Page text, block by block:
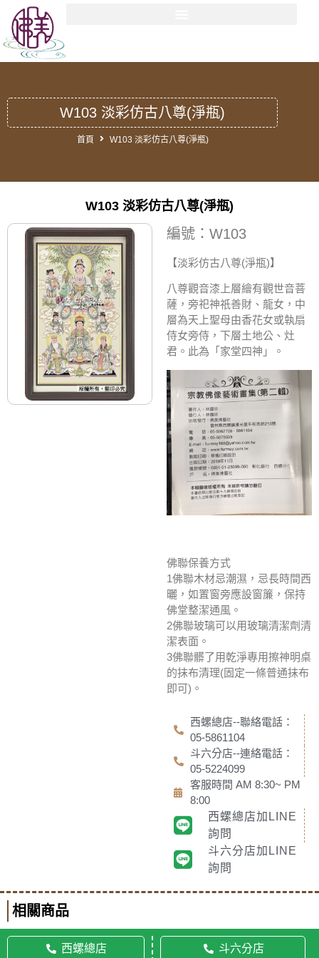
W103 淡彩仿古八尊(淨瓶)
首頁 W103 淡彩仿古八尊(淨瓶)
W103 淡彩仿古八尊(淨瓶)
編號：W103
【淡彩仿古八尊(淨瓶)】
八尊觀音漆上層繪有觀世音菩
薩，旁祀神祇善財、龍女，中
層為天上聖母由香花女或執扇
侍女旁侍，下層土地公、灶
君。此為「家堂四神」。
佛聯保養方式
1佛聯木材忌潮濕，忌長時間西
曬，如置窗旁應設窗簾，保持
佛堂整潔通風。
2佛聯玻璃可以用玻璃清潔劑清
潔表面。
3佛聯髒了用乾淨專用擦神明桌
的抹布清理(固定一條普通抹布
即可)。
西螺總店--聯絡電話：
05-5861104
斗六分店--連絡電話：
05-5224099
客服時間 AM 8:30~ PM
8:00
西螺總店加LINE
詢問
斗六分店加LINE
詢問
相關商品
西螺總店 斗六分店